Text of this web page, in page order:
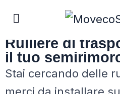
Allestimenti
Rulliere di
il tuo
Stai cercando delle